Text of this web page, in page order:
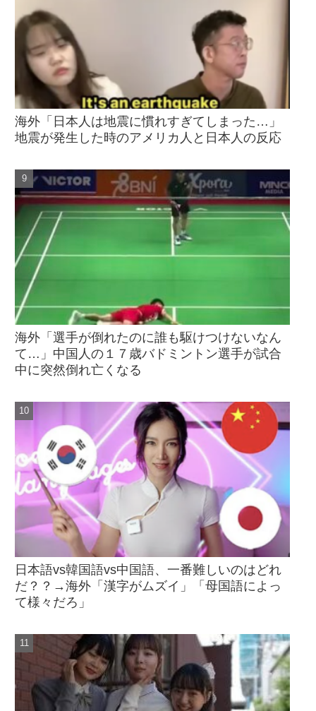
海外「日本人は地震に慣れすぎてしまった…」
地震が発生した時のアメリカ人と日本人の反応
海外「選手が倒れたのに誰も駆けつけないなん
て…」中国人の１７歳バドミントン選手が試合
中に突然倒れ亡くなる
日本語vs韓国語vs中国語、一番難しいのはどれ
だ？？→海外「漢字がムズイ」「母国語によっ
て様々だろ」